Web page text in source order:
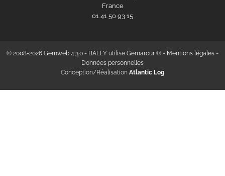
France
‭01 41 50 93 15‬
© 2008-2026 Gemweb 4.3.0 - BALLY utilise Gemarcur © - Mentions légales -
Données personnelles
Conception/Réalisation Atlantic Log